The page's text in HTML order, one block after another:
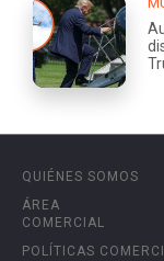
QUIÉNES SOMOS
ÁREA
COMERCIAL
POLÍTICAS